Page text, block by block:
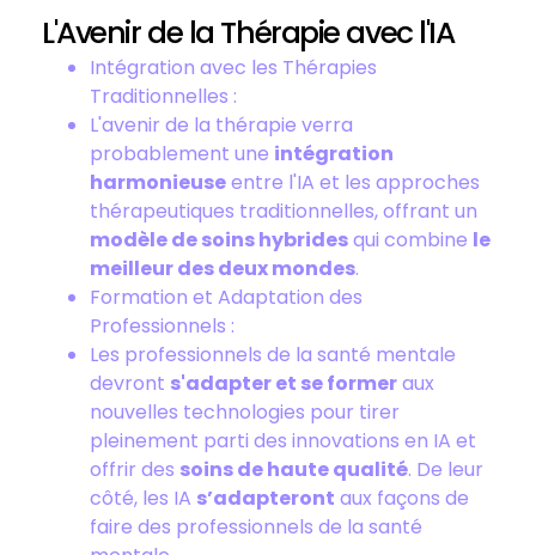
L'Avenir de la Thérapie avec l'IA
Intégration avec les Thérapies
Traditionnelles :
L'avenir de la thérapie verra
probablement une intégration
harmonieuseentre l'IA et les approches
thérapeutiques traditionnelles, offrant un
modèle de soins hybridesqui combine le
meilleur des deux mondes.
Formation et Adaptation des
Professionnels :
Les professionnels de la santé mentale
devront s'adapter et se formeraux
nouvelles technologies pour tirer
pleinement parti des innovations en IA et
offrir des soins de haute qualité. De leur
côté, les IA s’adapteront aux façons de
faire des professionnels de la santé